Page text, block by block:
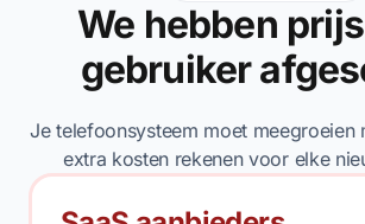
We hebben
gebruiker
Je telefoonsysteem moet meegroeien
extra kosten rekenen voor elke